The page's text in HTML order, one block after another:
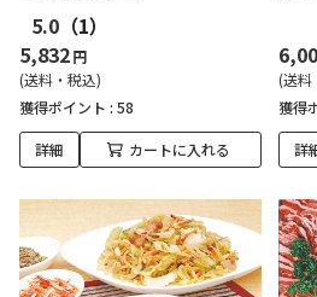
5.0 （1）
5,832円
(送料・税込)
獲得ポイント : 58
詳細 カートに入れる
(送料
獲得
詳